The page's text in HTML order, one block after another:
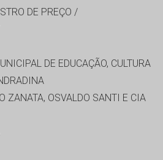
DE PREÇO /
DE EDUCAÇÃO, CULTURA
ZANATA, OSVALDO SANTI E CIA